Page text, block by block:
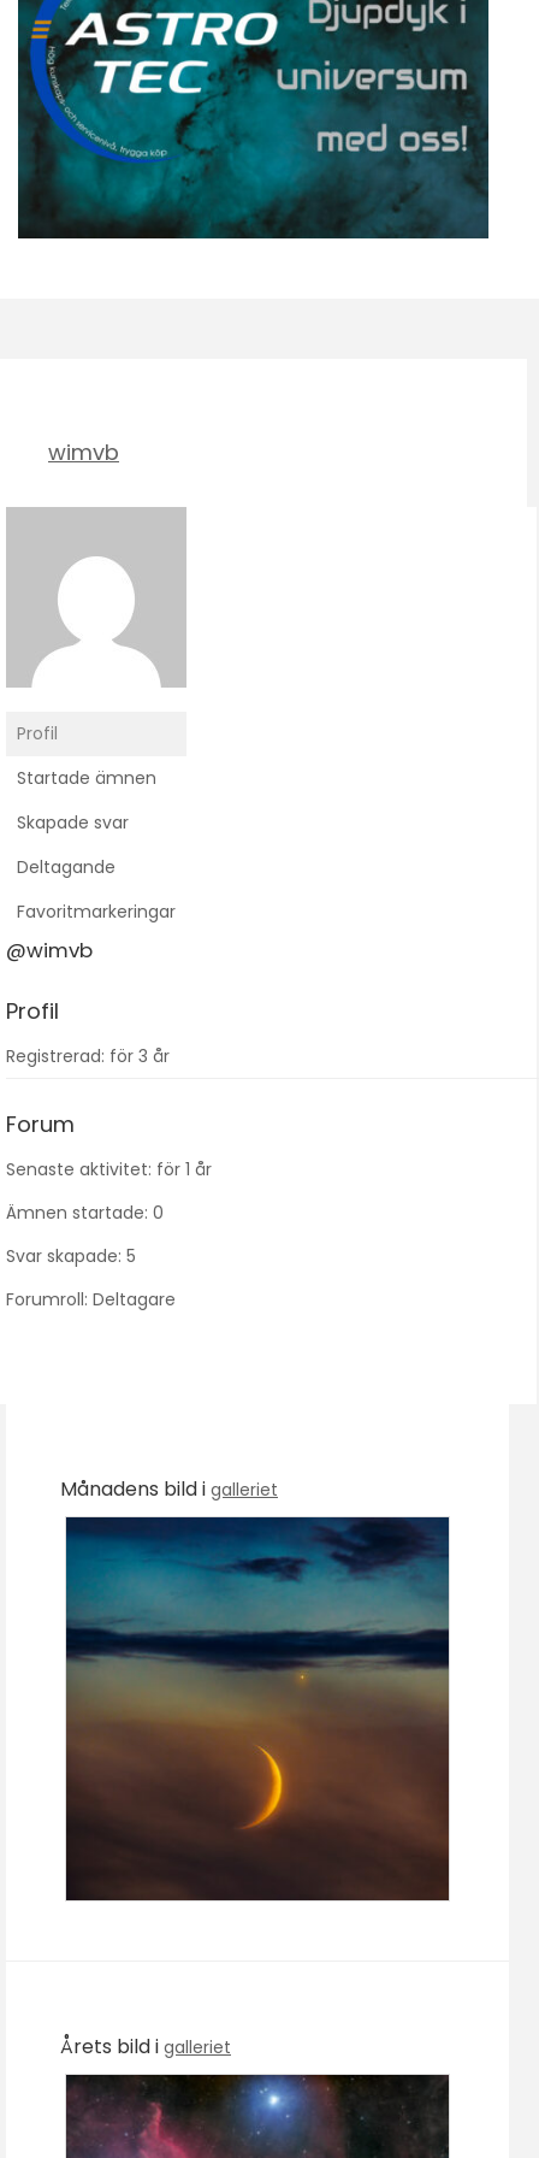
wimvb
Profil
Startade ämnen
Skapade svar
Deltagande
Favoritmarkeringar
@wimvb
Profil
Registrerad: för 3 år
Forum
Senaste aktivitet: för 1 år
Ämnen startade: 0
Svar skapade: 5
Forumroll: Deltagare
Månadens bild i galleriet
Årets bild i galleriet